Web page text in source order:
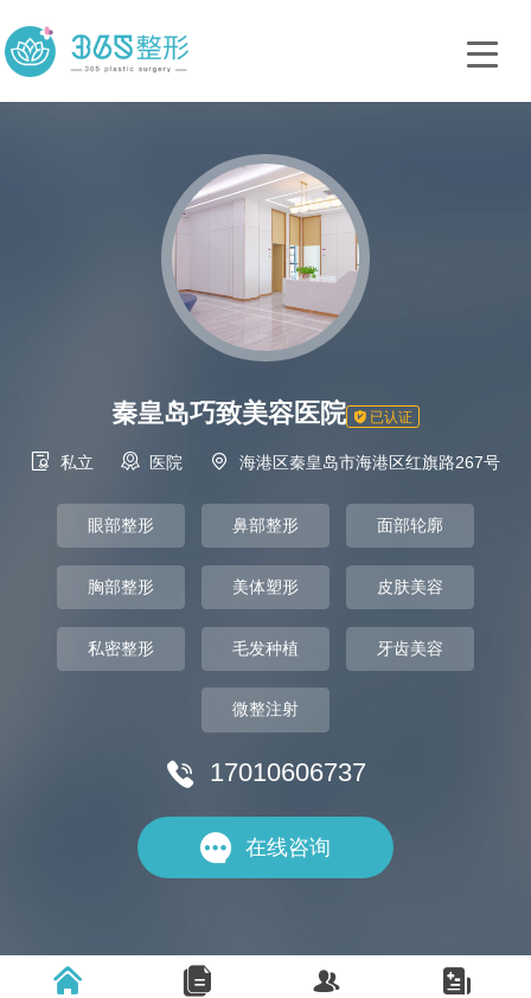
秦皇岛巧致美容医院  已认证
 私立  医院  海港区秦皇岛市海港区红旗路267号
眼部整形 鼻部整形 面部轮廓
胸部整形 美体塑形 皮肤美容
私密整形 毛发种植 牙齿美容
微整注射
 17010606737
 在线咨询
   